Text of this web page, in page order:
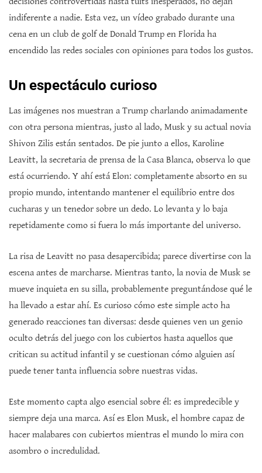
indiferente a nadie. Esta vez, un vídeo grabado durante una
cena en un club de golf de Donald Trump en Florida ha
encendido las redes sociales con opiniones para todos los gustos.
Un espectáculo curioso
Las imágenes nos muestran a Trump charlando animadamente
con otra persona mientras, justo al lado, Musk y su actual novia
Shivon Zilis están sentados. De pie junto a ellos, Karoline
Leavitt, la secretaria de prensa de la Casa Blanca, observa lo que
está ocurriendo. Y ahí está Elon: completamente absorto en su
propio mundo, intentando mantener el equilibrio entre dos
cucharas y un tenedor sobre un dedo. Lo levanta y lo baja
repetidamente como si fuera lo más importante del universo.
La risa de Leavitt no pasa desapercibida; parece divertirse con la
escena antes de marcharse. Mientras tanto, la novia de Musk se
mueve inquieta en su silla, probablemente preguntándose qué le
ha llevado a estar ahí. Es curioso cómo este simple acto ha
generado reacciones tan diversas: desde quienes ven un genio
oculto detrás del juego con los cubiertos hasta aquellos que
critican su actitud infantil y se cuestionan cómo alguien así
puede tener tanta influencia sobre nuestras vidas.
Este momento capta algo esencial sobre él: es impredecible y
siempre deja una marca. Así es Elon Musk, el hombre capaz de
hacer malabares con cubiertos mientras el mundo lo mira con
asombro o incredulidad.